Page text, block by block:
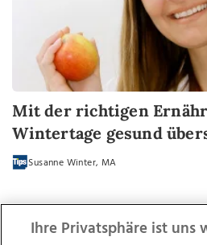
Mit der richtigen
Wintertage gesund
Susanne Winter, MA
Ihre Privatsphäre ist uns